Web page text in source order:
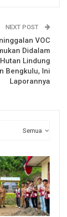
NEXT POST
VOC
Didalam
Lindung
Bengkulu, Ini
Laporannya
Semua